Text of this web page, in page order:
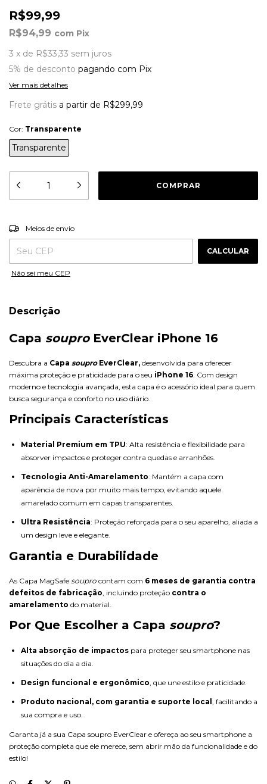
R$99,99
R$94,99 com Pix
3 x de R$33,33 sem juros
5% de desconto pagando com Pix
Ver mais detalhes
Frete grátis a partir de R$299,99
Cor: Transparente
Transparente
Entregas para o CEP:
Meios de envio
CALCULAR
Não sei meu CEP
Descrição
Capa souproEverClear iPhone 16
Descubra a Capa souproEverClear, desenvolvida para oferecer
máxima proteção e praticidade para o seu iPhone 16. Com design
moderno e tecnologia avançada, esta capa é o acessório ideal para quem
busca segurança e conforto no uso diário.
Principais Características
Material Premium em TPU: Alta resistência e flexibilidade para
absorver impactos e proteger contra quedas e arranhões.
Tecnologia Anti-Amarelamento: Mantém a capa com
aparência de nova por muito mais tempo, evitando aquele
amarelado comum em capas transparentes.
Ultra Resistência: Proteção reforçada para o seu aparelho, aliada a
um design leve e elegante.
Garantia e Durabilidade
As Capa MagSafe soupro contam com 6 meses de garantia contra
defeitos de fabricação, incluindo proteção contra o
amarelamento do material.
Por Que Escolher a Capa soupro?
Alta absorção de impactos para proteger seu smartphone nas
situações do dia a dia.
Design funcional e ergonômico, que une estilo e praticidade.
Produto nacional, com garantia e suporte local , facilitando a
sua compra e uso.
Garanta já a sua Capa soupro EverClear e ofereça ao seu smartphone a
proteção completa que ele merece, sem abrir mão da funcionalidade e do
estilo!